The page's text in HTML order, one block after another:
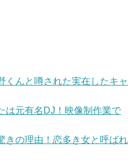
くんと噂された実在したキャ
は元有名DJ！映像制作業で
きの理由！恋多き女と呼ばれ